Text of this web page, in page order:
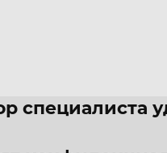
специалиста